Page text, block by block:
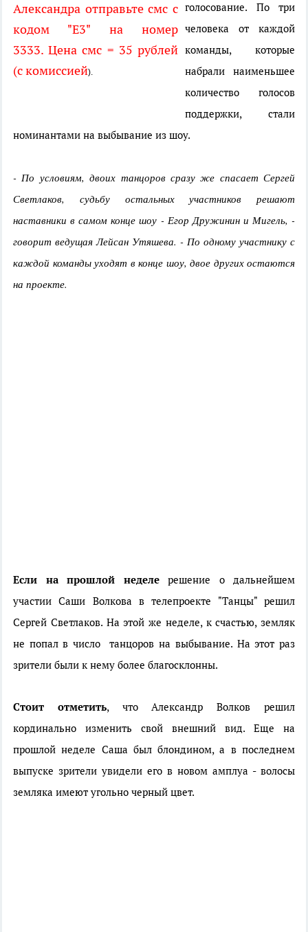
Александра отправьте смс с
кодом "Е3" на номер
3333. Цена смс = 35 рублей
(с комиссией).
голосование. По три
человека от каждой
команды, которые
набрали наименьшее
количество голосов
поддержки, стали
номинантами на выбывание из шоу.
- По условиям, двоих танцоров сразу же спасает Сергей
Светлаков, судьбу остальных участников решают
наставники в самом конце шоу - Егор Дружинин и Мигель, -
говорит ведущая Лейсан Утяшева. - По одному участнику с
каждой команды уходят в конце шоу, двое других остаются
на проекте.
Если на прошлой неделерешение о дальнейшем
участии Саши Волкова в телепроекте "Танцы" решил
Сергей Светлаков. На этой же неделе, к счастью, земляк
не попал в число танцоров на выбывание. На этот раз
зрители были к нему более благосклонны.
Стоит отметить, что Александр Волков решил
кординально изменить свой внешний вид. Еще на
прошлой неделе Саша был блондином, а в последнем
выпуске зрители увидели его в новом амплуа - волосы
земляка имеют угольно черный цвет.